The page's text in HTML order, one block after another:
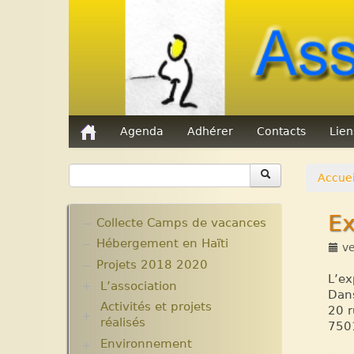
Agenda Adhérer Contacts
Accueil
20
Collecte Camps de vacances
Hébergement en Haïti
Projets 2018 2020
L’association
Assemblées Générales
Nos partenaires.
Activités et projets
réalisés
Ecole Massawist. Verrettes.
Environnement